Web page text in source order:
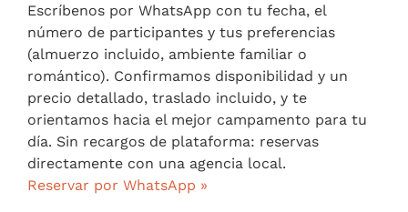
Escríbenos por WhatsApp con tu fecha, el
número de participantes y tus preferencias
(almuerzo incluido, ambiente familiar o
romántico). Confirmamos disponibilidad y un
precio detallado, traslado incluido, y te
orientamos hacia el mejor campamento para tu
día. Sin recargos de plataforma: reservas
directamente con una agencia local.
Reservar por WhatsApp »